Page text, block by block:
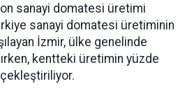
sanayi domatesi üretimi
sanayi domatesi üretiminin
İzmir, ülke genelinde
kentteki üretimin yüzde